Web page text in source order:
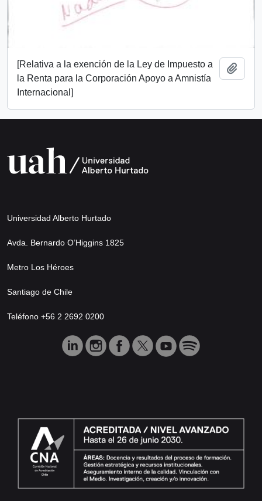
[Relativa a la exención de la Ley de Impuesto a
la Renta para la Corporación Apoyo a Amnistía
Internacional]
Universidad Alberto Hurtado
Avda. Bernardo O’Higgins 1825
Metro Los Héroes
Santiago de Chile
Teléfono +56 2 2692 0200